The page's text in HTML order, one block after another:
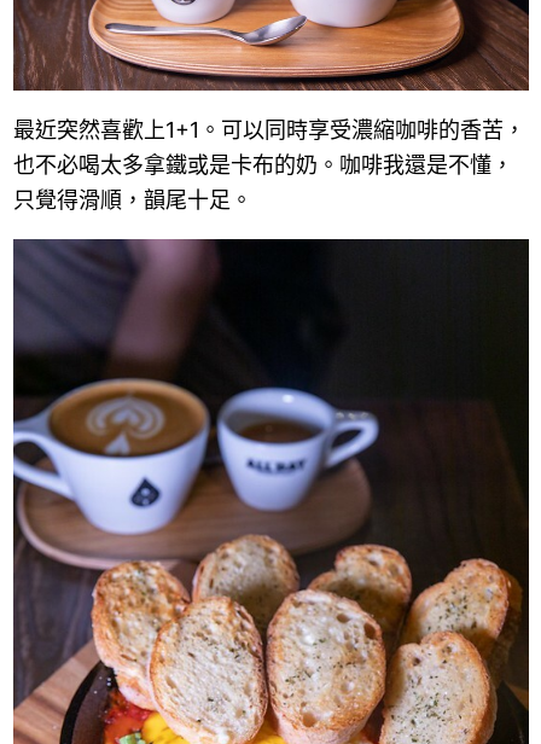
最近突然喜歡上1+1。可以同時享受濃縮咖啡的香苦，
也不必喝太多拿鐵或是卡布的奶。咖啡我還是不懂，
只覺得滑順，韻尾十足。